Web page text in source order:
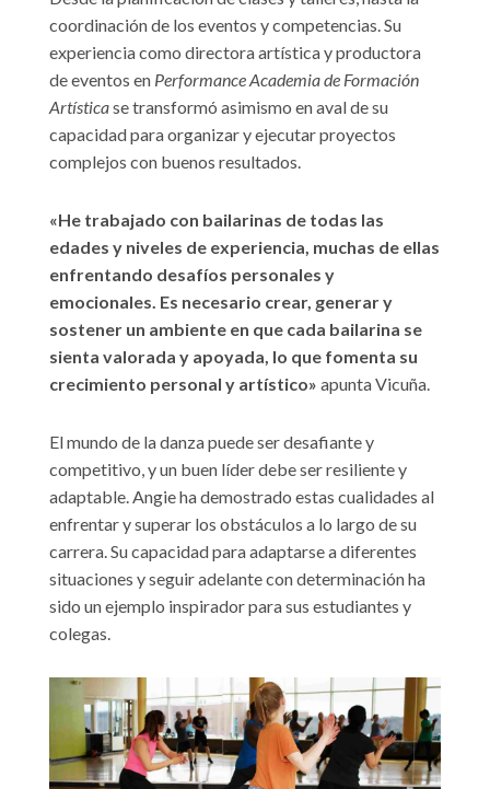
coordinación de los eventos y competencias. Su
experiencia como directora artística y productora
de eventos en Performance Academia de Formación
Artísticase transformó asimismo en aval de su
capacidad para organizar y ejecutar proyectos
complejos con buenos resultados.
«He trabajado con bailarinas de todas las
edades y niveles de experiencia, muchas de ellas
enfrentando desafíos personales y
emocionales. Es necesario crear, generar y
sostener un ambiente en que cada bailarina se
sienta valorada y apoyada, lo que fomenta su
crecimiento personal y artístico» apunta Vicuña.
El mundo de la danza puede ser desafiante y
competitivo, y un buen líder debe ser resiliente y
adaptable. Angie ha demostrado estas cualidades al
enfrentar y superar los obstáculos a lo largo de su
carrera. Su capacidad para adaptarse a diferentes
situaciones y seguir adelante con determinación ha
sido un ejemplo inspirador para sus estudiantes y
colegas.